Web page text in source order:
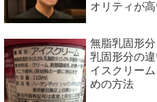
オリティが
無脂乳固形
乳固形分の
イスクリー
めの方法